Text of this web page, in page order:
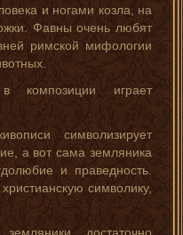
и ногами козла, на
Фавны очень любят
римской мифологии
композиции играет
символизирует
а вот сама земляника
и праведность.
символику,
достаточно